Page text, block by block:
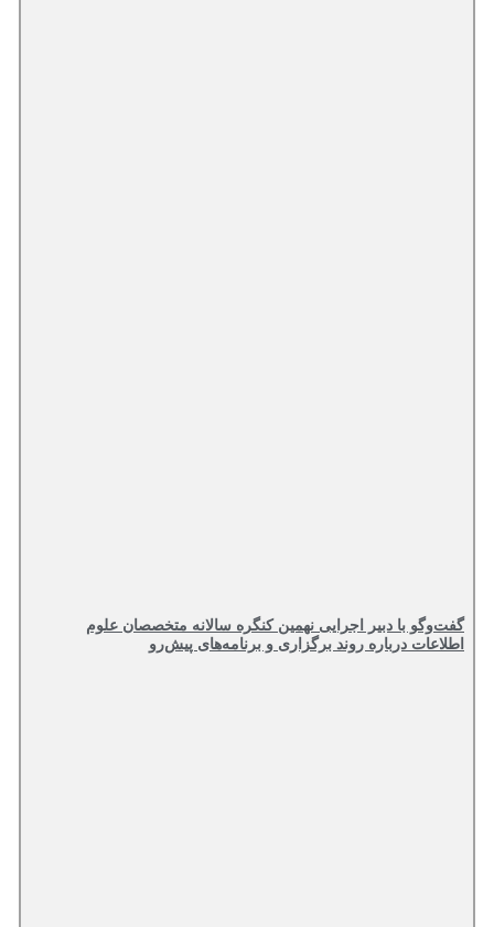
گفت‌وگو با دبیر اجرایی نهمین کنگره سالانه متخصصان علوم
اطلاعات درباره روند برگزاری و برنامه‌های پیش‌رو